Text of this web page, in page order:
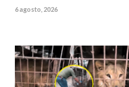
6 agosto, 2026